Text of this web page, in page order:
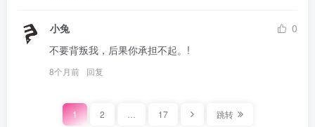
小兔
0
不要背叛我，后果你承担不起。!
8个月前 回复
1 2 17 跳转